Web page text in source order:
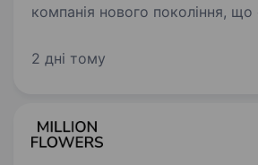
компанія нового покоління, що
сировини: лікарських трав,
2 дні тому